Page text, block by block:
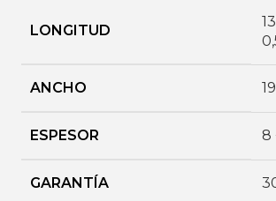
LONGITUD
ANCHO
ESPESOR 8
GARANTÍA